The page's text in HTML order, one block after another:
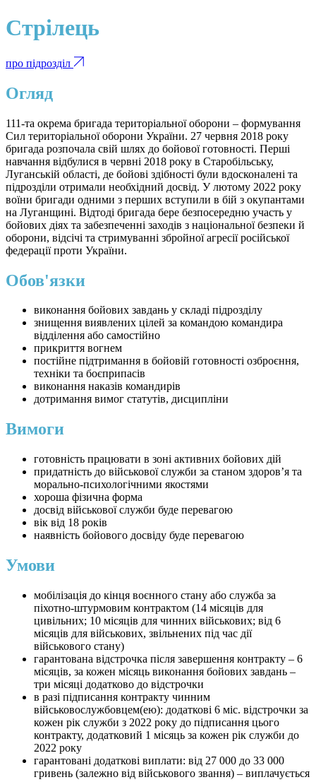
Стрілець
про підрозділ
Огляд
111-та окрема бригада територіальної оборони – формування
Сил територіальної оборони України. 27 червня 2018 року
бригада розпочала свій шлях до бойової готовності. Перші
навчання відбулися в червні 2018 року в Старобільську,
Луганській області, де бойові здібності були вдосконалені та
підрозділи отримали необхідний досвід. У лютому 2022 року
воїни бригади одними з перших вступили в бій з окупантами
на Луганщині. Відтоді бригада бере безпосередню участь у
бойових діях та забезпеченні заходів з національної безпеки й
оборони, відсічі та стримуванні збройної агресії російської
федерації проти України.
Обов'язки
виконання бойових завдань у складі підрозділу
знищення виявлених цілей за командою командира
відділення або самостійно
прикриття вогнем
постійне підтримання в бойовій готовності озброєння,
техніки та боєприпасів
виконання наказів командирів
дотримання вимог статутів, дисципліни
Вимоги
готовність працювати в зоні активних бойових дій
придатність до військової служби за станом здоров’я та
морально-психологічними якостями
хороша фізична форма
досвід військової служби буде перевагою
вік від 18 років
наявність бойового досвіду буде перевагою
Умови
мобілізація до кінця воєнного стану або служба за
піхотно-штурмовим контрактом (14 місяців для
цивільних; 10 місяців для чинних військових; від 6
місяців для військових, звільнених під час дії
військового стану)
гарантована відстрочка після завершення контракту – 6
місяців, за кожен місяць виконання бойових завдань –
три місяці додатково до відстрочки
в разі підписання контракту чинним
військовослужбовцем(ею): додаткові 6 міс. відстрочки за
кожен рік служби з 2022 року до підписання цього
контракту, додатковий 1 місяць за кожен рік служби до
2022 року
гарантовані додаткові виплати: від 27 000 до 33 000
гривень (залежно від військового звання) – виплачується